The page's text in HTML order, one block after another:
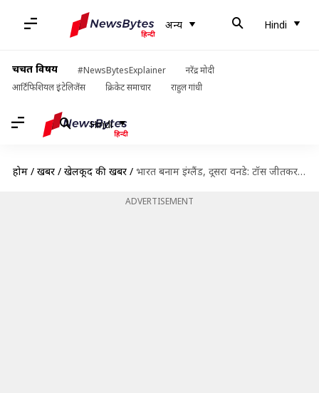
अन्य Hindi
चर्चित विषय #NewsBytesExplainer
नरेंद्र मोदी
आर्टिफिशियल इंटेलिजेंस
क्रिकेट समाचार राहुल गांधी
Hindi
होम / खबरें / खेलकूद की खबरें / भारत बनाम इंग्लैंड, दूसरा वनडे: टॉस जीतकर इंग्लैंड ने की पहले गेंदबाजी, लिविंगस्टोन करेंगे डेब्यू
ADVERTISEMENT